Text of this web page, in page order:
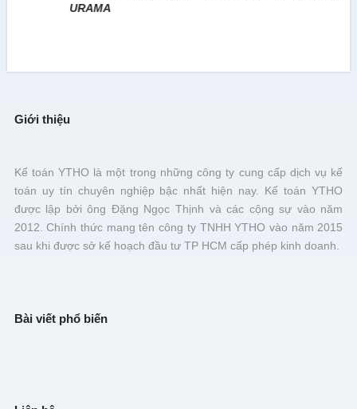
URAMA
Giới thiệu
Kế toán YTHO là một trong những công ty cung cấp dịch vụ kế
toán uy tín chuyên nghiệp bậc nhất hiện nay. Kế toán YTHO
được lập bởi ông Đặng Ngọc Thịnh và các cộng sự vào năm
2012. Chính thức mang tên công ty TNHH YTHO vào năm 2015
sau khi được sở kế hoạch đầu tư TP HCM cấp phép kinh doanh.
Bài viết phổ biến